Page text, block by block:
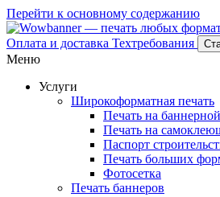
Перейти к основному содержанию
Оплата и доставка Техтребования
Меню
Услуги
Широкоформатная печать
Печать на
Печать на
Паспорт
Печать больших
Фотосетка
Печать баннеров